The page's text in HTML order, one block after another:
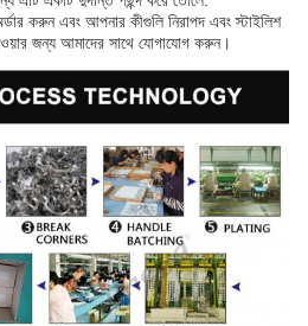
করুন এবং আপনার কীগুলি নিরাপদ এবং স্টাইলিশ
জন্য আমাদের সাথে যোগাযোগ করুন।